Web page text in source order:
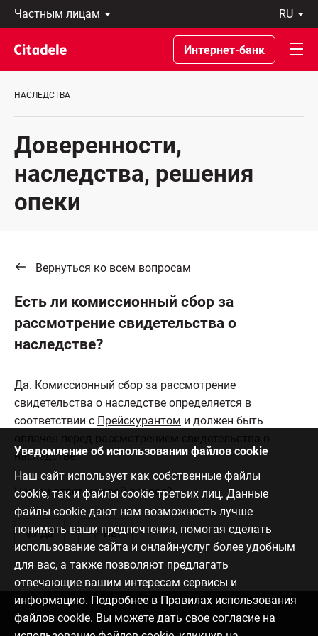
Частным
лицам
Предприятиям
Private
Banking
банке
ru
Latviski
По-
русски
In
Интернет-банк
НАСЛЕДСТВА
Доверенности,
наследства, решения
опеки
Вернуться ко всем вопросам
Есть ли комиссионный сбор за
рассмотрение свидетельства о
наследстве?
Да. Комиссионный сбор за рассмотрение
свидетельства о наследстве определяется в
соответствии с Прейскурантом и должен быть
наследстве.
Нашли ответ на свой вопрос?
Да Нет
Уведомление об использовании файлов cookie
Наш сайт использует как собственные файлы
cookie, так и файлы cookie третьих лиц. Данные
файлы cookie дают нам возможность лучше
понимать ваши предпочтения, помогая сделать
использование сайта и онлайн-услуг более удобным
для вас, а также позволяют предлагать
отвечающие вашим интересам сервисы и
информацию. Подробнее в Правилах использования
файлов cookie. Вы можете дать свое согласие на
Связаться с нами